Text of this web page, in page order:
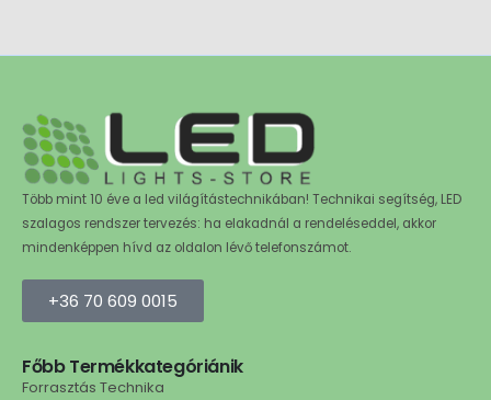
Több mint 10 éve a led világítástechnikában! Technikai segítség, LED
szalagos rendszer tervezés: ha elakadnál a rendeléseddel, akkor
mindenképpen hívd az oldalon lévő telefonszámot.
+36 70 609 0015
Főbb Termékkategóriánik
Forrasztás Technika